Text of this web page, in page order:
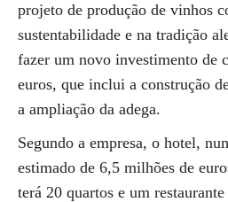
projeto de produção de vinhos
sustentabilidade e na tradição
fazer um novo investimento de
euros, que inclui a construção
a ampliação da adega.
Segundo a empresa, o hotel,
estimado de 6,5 milhões de
terá 20 quartos e um